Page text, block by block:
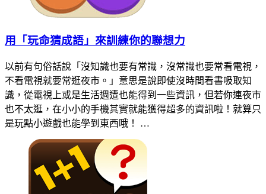
用「玩命猜成語」來訓練你的聯想力
以前有句俗話說「沒知識也要有常識，沒常識也要常看電視，
不看電視就要常逛夜市。」意思是說即使沒時間看書吸取知
識，從電視上或是生活週遭也能得到一些資訊，但若你連夜市
也不太逛，在小小的手機其實就能獲得超多的資訊啦！就算只
是玩點小遊戲也能學到東西哦！ …